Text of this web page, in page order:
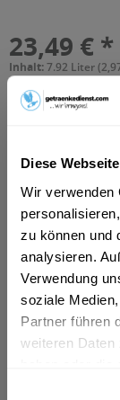
Diese
Wir verwenden
zu können und
analysieren.
Verwendung
soziale
Partner führen
weiteren Daten
23,49 € *
Inhalt:7.92 Liter
Vorrätig
+3,42 € Pfand
Artikel-Nr.:
Beschreibung
So beschreibt
unser goldenes